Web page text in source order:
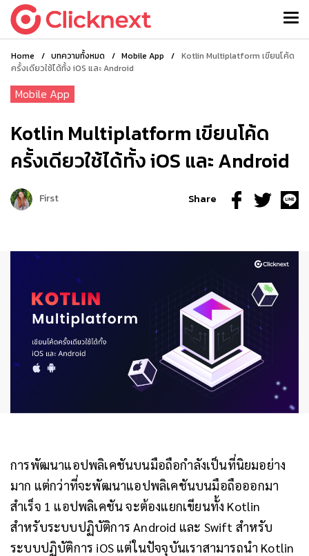
Home / บทความทั้งหมด / Mobile App / Kotlin Multiplatform เขียนโค้ด
ครั้งเดียวใช้ได้ทั้ง iOS และ Android
Mobile App
Kotlin Multiplatform เขียนโค้ด
ครั้งเดียวใช้ได้ทั้ง iOS และ Android
First Share
การพัฒนาแอปพลิเคชันบนมือถือกำลังเป็นที่นิยมอย่าง
มาก แต่กว่าที่จะพัฒนาแอปพลิเคชันบนมือถือออกมา
สำเร็จ 1 แอปพลิเคชัน จะต้องแยกเขียนทั้ง Kotlin
สำหรับระบบปฏิบัติการ Android และ Swift สำหรับ
ระบบปฏิบัติการ iOS แต่ในปัจจุบันเราสามารถนำ Kotlin